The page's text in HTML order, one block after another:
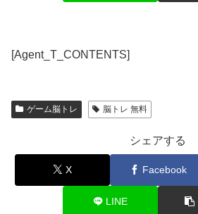
[Agent_T_CONTENTS]
ゲーム脳トレ 脳トレ 無料
シェアする
X Facebook
LINE